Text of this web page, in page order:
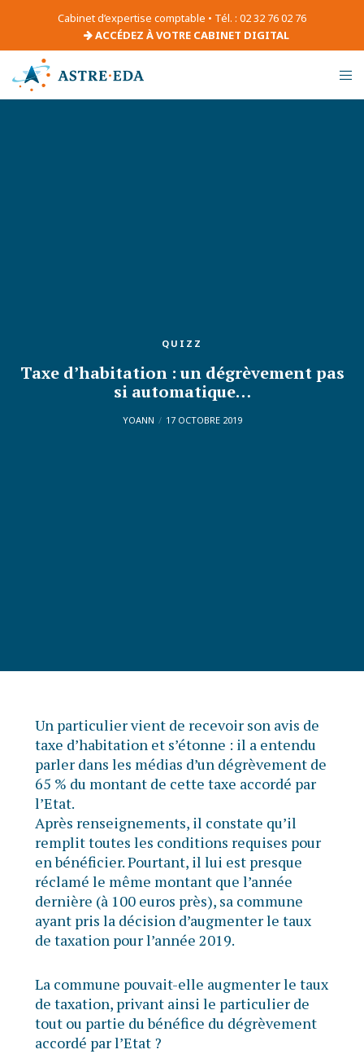
Cabinet d’expertise comptable • Tél. : 02 32 76 02 76
ACCÉDEZ À VOTRE CABINET DIGITAL
QUIZZ
Taxe d’habitation : un dégrèvement pas
si automatique…
YOANN 17 OCTOBRE 2019
Un particulier vient de recevoir son avis de
taxe d’habitation et s’étonne : il a entendu
parler dans les médias d’un dégrèvement de
65 % du montant de cette taxe accordé par
l’Etat.
Après renseignements, il constate qu’il
remplit toutes les conditions requises pour
en bénéficier. Pourtant, il lui est presque
réclamé le même montant que l’année
dernière (à 100 euros près), sa commune
ayant pris la décision d’augmenter le taux
de taxation pour l’année 2019.
La commune pouvait-elle augmenter le taux
de taxation, privant ainsi le particulier de
tout ou partie du bénéfice du dégrèvement
accordé par l’Etat ?